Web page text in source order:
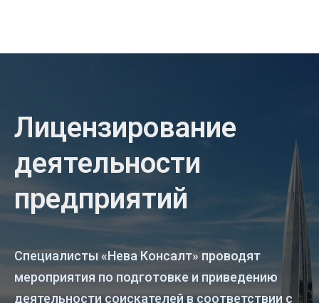
Лицензирование
деятельности
предприятий
Специалисты «Нева Консалт» проводят
мероприятия по подготовке и приведению
деятельности соискателей в соответствии с